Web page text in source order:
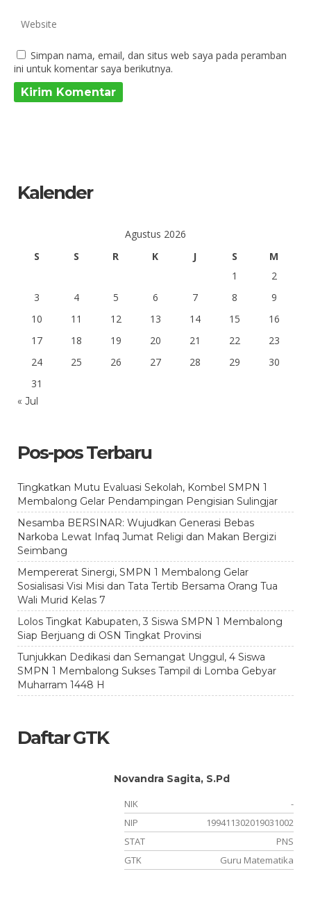
Simpan nama, email, dan situs web saya pada peramban
ini untuk komentar saya berikutnya.
Kalender
Agustus 2026
S
S R K J S
M
1
2
3
4 5 6 7 8
9
10
11 12 13 14 15
16
17
18 19 20 21 22
23
24
25 26 27 28 29
30
31
« Jul
Pos-pos Terbaru
Tingkatkan Mutu Evaluasi Sekolah, Kombel SMPN 1
Membalong Gelar Pendampingan Pengisian Sulingjar
Nesamba BERSINAR: Wujudkan Generasi Bebas
Narkoba Lewat Infaq Jumat Religi dan Makan Bergizi
Seimbang
Mempererat Sinergi, SMPN 1 Membalong Gelar
Sosialisasi Visi Misi dan Tata Tertib Bersama Orang Tua
Wali Murid Kelas 7
Lolos Tingkat Kabupaten, 3 Siswa SMPN 1 Membalong
Siap Berjuang di OSN Tingkat Provinsi
Tunjukkan Dedikasi dan Semangat Unggul, 4 Siswa
SMPN 1 Membalong Sukses Tampil di Lomba Gebyar
Muharram 1448 H
Daftar GTK
Novandra Sagita, S.Pd
NIK
-
NIP
199411302019031002
STAT
PNS
GTK
Guru Matematika